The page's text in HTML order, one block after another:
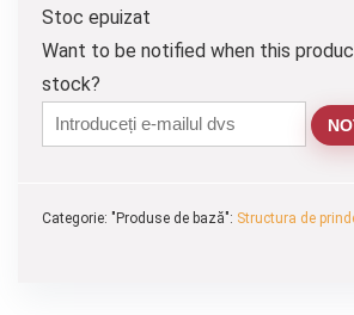
Stoc epuizat
Want to be notified when this
stock?
Categorie: "Produse de bază": Structura de